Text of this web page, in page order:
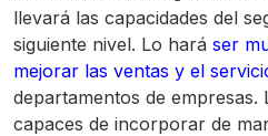
llevará las capacidades del
siguiente nivel. Lo hará ser
mejorar las ventas y el
departamentos de empresas.
capaces de incorporar de